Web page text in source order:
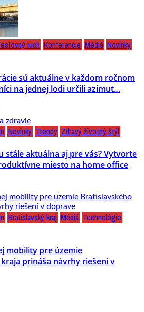
ruch Konferencie Médiá Novinky
sú aktuálne v každom ročnom
na jednej lodi určili azimut…
Novinky Trendy Zdravý životný štýl
stále aktuálna aj pre vás? Vytvorte
miesto na home office
Bratislavský kraj Médiá Technológie
mobility pre územie
prináša návrhy riešení v